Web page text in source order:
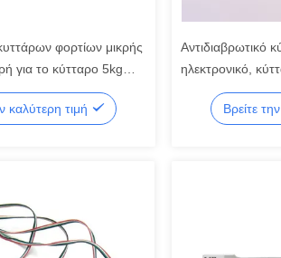
φορτίων μικρής
για το κύτταρο 5kg
κλίμακας μωρών
καλύτερη τιμή
Αντιδιαβρωτικό
ηλεκτρονικό,
πίεσης 800kg
Βρείτε